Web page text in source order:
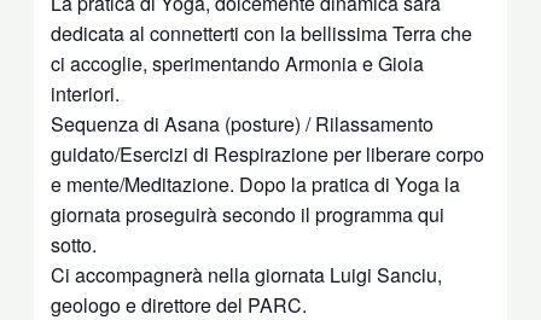
dedicata al connetterti con la bellissima Terra che
ci accoglie, sperimentando Armonia e Gioia
interiori.
Sequenza di Asana (posture) / Rilassamento
guidato/Esercizi di Respirazione per liberare corpo
e mente/Meditazione. Dopo la pratica di Yoga la
giornata proseguirà secondo il programma qui
sotto.
Ci accompagnerà nella giornata Luigi Sanciu,
geologo e direttore del PARC.